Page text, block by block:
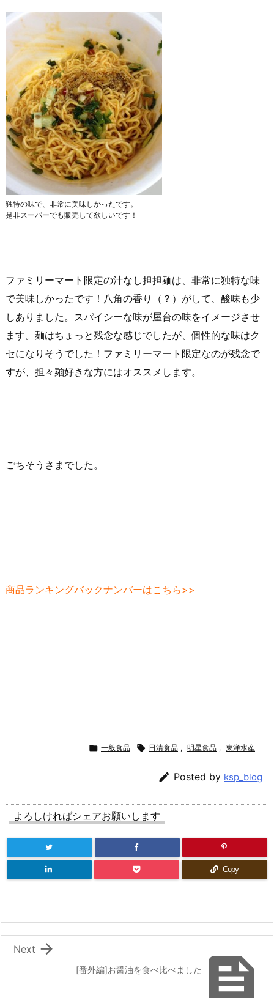
独特の味で、非常に美味しかったです。
是非スーパーでも販売して欲しいです！
ファミリーマート限定の汁なし担担麺は、非常に独特な味
で美味しかったです！八角の香り（？）がして、酸味も少
しありました。スパイシーな味が屋台の味をイメージさせ
ます。麺はちょっと残念な感じでしたが、個性的な味はク
セになりそうでした！ファミリーマート限定なのが残念で
すが、担々麺好きな方にはオススメします。
ごちそうさまでした。
商品ランキングバックナンバーはこちら>>
 一般食品  日清食品 , 明星食品 , 東洋水産
 Posted by ksp_blog
よろしければシェアお願いします
Copy

[番外編]お醤油を食べ比べました

Next